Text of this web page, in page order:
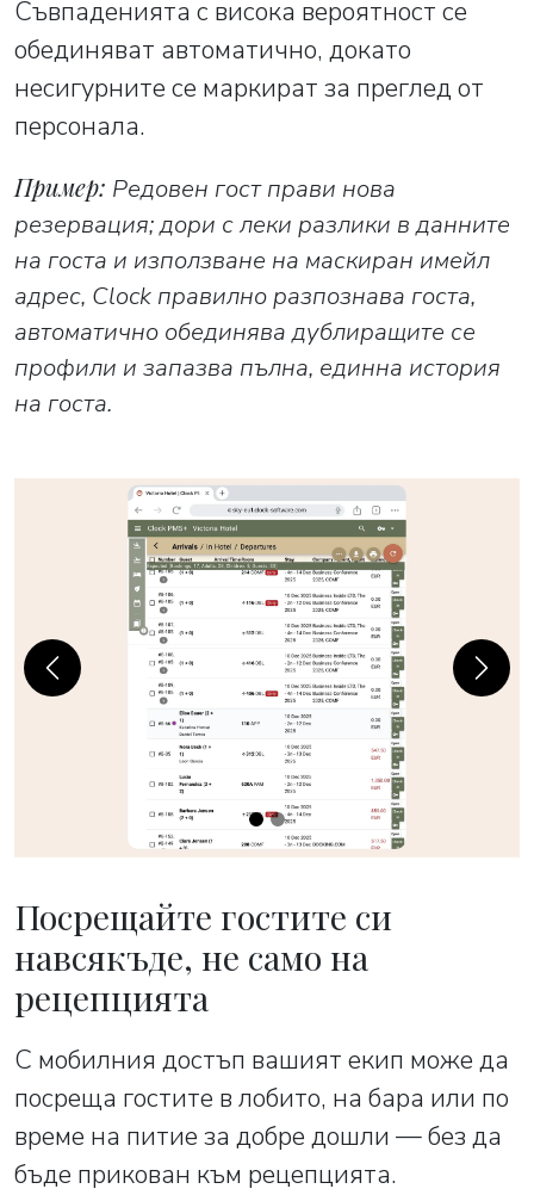
Съвпаденията с висока вероятност се
обединяват автоматично, докато
несигурните се маркират за преглед от
персонала.
Пример: Редовен гост прави нова
резервация; дори с леки разлики в данните
на госта и използване на маскиран имейл
адрес, Clock правилно разпознава госта,
автоматично обединява дублиращите се
профили и запазва пълна, единна история
на госта.
Посрещайте гостите си
навсякъде, не само на
рецепцията
С мобилния достъп вашият екип може да
посреща гостите в лобито, на бара или по
време на питие за добре дошли — без да
бъде прикован към рецепцията.
Previous Next